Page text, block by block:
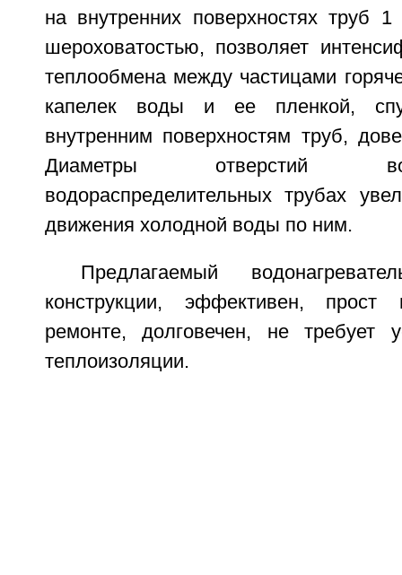
на внутренних поверхностях труб
шероховатостью, позволяет
теплообмена между частицами
капелек воды и ее пленкой,
внутренним поверхностям труб,
Диаметры отверстий
водораспределительных трубах
движения холодной воды по ним.
Предлагаемый
конструкции, эффективен,
ремонте, долговечен, не требует
теплоизоляции.